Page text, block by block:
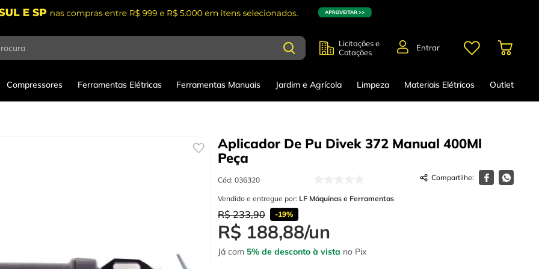
Licitações e
Cotações
Entrar
Compressores Ferramentas Elétricas Ferramentas Manuais Jardim e Agrícola Limpeza Materiais Elétricos Outlet
Aplicador De Pu Divek 372 Manual 400Ml
Peça
Cód: 036320
Vendido e entregue por: LF Máquinas e Ferramentas
R$ 233,90 -19%
R$ 188,88/un
Já com 5% de desconto à vista no Pix